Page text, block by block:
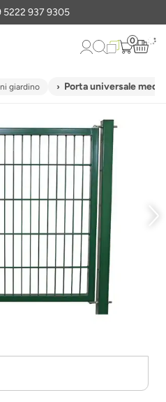
5222 937 9305
0
giardino Porta universale